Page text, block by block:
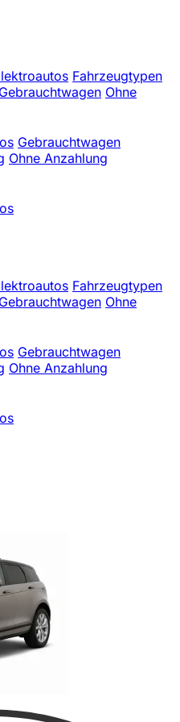
Fahrzeugtypen
Gebrauchtwagen Ohne
Gebrauchtwagen
Ohne Anzahlung
Fahrzeugtypen
Gebrauchtwagen Ohne
Gebrauchtwagen
Ohne Anzahlung